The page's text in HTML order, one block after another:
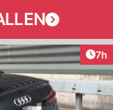
7h